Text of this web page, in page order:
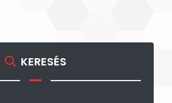
KERESÉS